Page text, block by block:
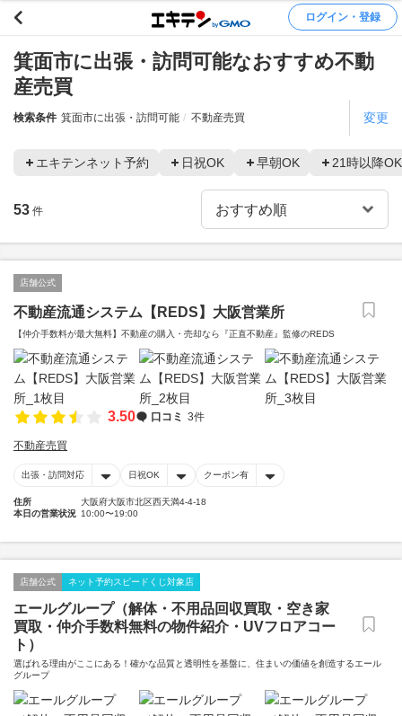
ログイン・登録
箕面市に出張・訪問可能なおすすめ不動
産売買
検索条件 箕面市に出張・訪問可能 不動産売買 変更
エキテンネット予約 日祝OK 早朝OK 21時以降OK
53 件
店舗公式
不動産流通システム【REDS】大阪営業所
【仲介手数料が最大無料】不動産の購入・売却なら『正直不動産』監修のREDS
3.50 口コミ 3件
不動産売買
出張・訪問対応 日祝OK クーポン有
住所
大阪府大阪市北区西天満4-4-18
本日の営業状況 10:00〜19:00
店舗公式 ネット予約スピードくじ対象店
エールグループ（解体・不用品回収買取・空き家
買取・仲介手数料無料の物件紹介・UVフロアコー
ト）
選ばれる理由がここにある！確かな品質と透明性を基盤に、住まいの価値を創造するエール
グループ